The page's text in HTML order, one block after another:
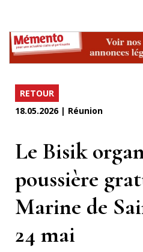
RETOUR
18.05.2026 | Réunion
Le Bisik
poussière
Marine de
24 mai